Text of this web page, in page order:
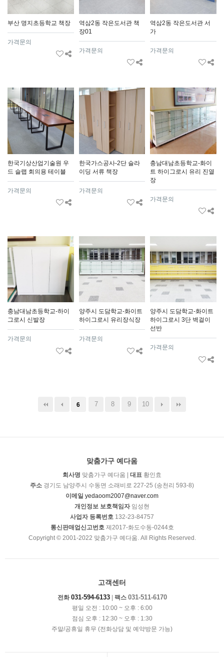
부산 명지초등학교 책장
가격문의
역삼2동 작은도서관 책
장01
가격문의
역삼2동 작은도서관 서
가
가격문의
한국기상산업기술원 우
드 슬랩 회의용 테이블
가격문의
한국가스공사-2단 슬라
이딩 서류 책장
가격문의
충남대남초등학교-화이
트 하이그로시 유리 진열
장
가격문의
충남대남초등학교-하이
그로시 신발장
가격문의
양주시 도담학교-화이트
하이그로시 유리장식장
가격문의
양주시 도담학교-화이트
하이그로시 3단 벽걸이
선반
가격문의
6 7 8 9 10
맞춤가구 예다움
회사명 맞춤가구 예다움 | 대표 황인효
주소 경기도 남양주시 수동면 소래비로 227-25 (송천리 593-8)
이메일 yedaoom2007@naver.com
개인정보 보호책임자임성현
사업자 등록번호 132-23-84757
통신판매업신고번호제2017-화도수동-0244호
Copyright © 2001-2022 맞춤가구 예다움. All Rights Reserved.
고객센터
전화 031-594-6133| 팩스 031-511-6170
평일 오전 : 10:00 ~ 오후 : 6:00
점심 오후 : 12:30 ~ 오후 : 1:30
주말/공휴일 휴무 (전화상담 및 예약방문 가능)